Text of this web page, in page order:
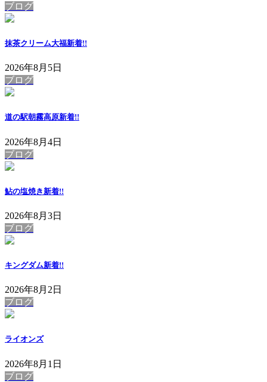
ブログ
抹茶クリーム大福新着!!
2026年8月5日
ブログ
道の駅朝霧高原新着!!
2026年8月4日
ブログ
鮎の塩焼き新着!!
2026年8月3日
ブログ
キングダム新着!!
2026年8月2日
ブログ
ライオンズ
2026年8月1日
ブログ